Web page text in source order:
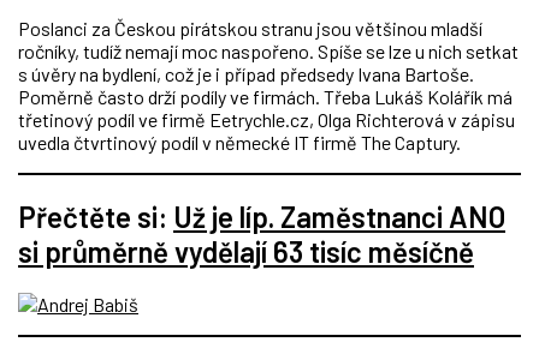
Poslanci za Českou pirátskou stranu jsou většinou mladší
ročníky, tudíž nemají moc naspořeno. Spíše se lze u nich setkat
s úvěry na bydlení, což je i případ předsedy Ivana Bartoše.
Poměrně často drží podíly ve firmách. Třeba Lukáš Kolářík má
třetinový podíl ve firmě Eetrychle.cz, Olga Richterová v zápisu
uvedla čtvrtinový podíl v německé IT firmě The Captury.
Přečtěte si: Už je líp. Zaměstnanci ANO
si průměrně vydělají 63 tisíc měsíčně